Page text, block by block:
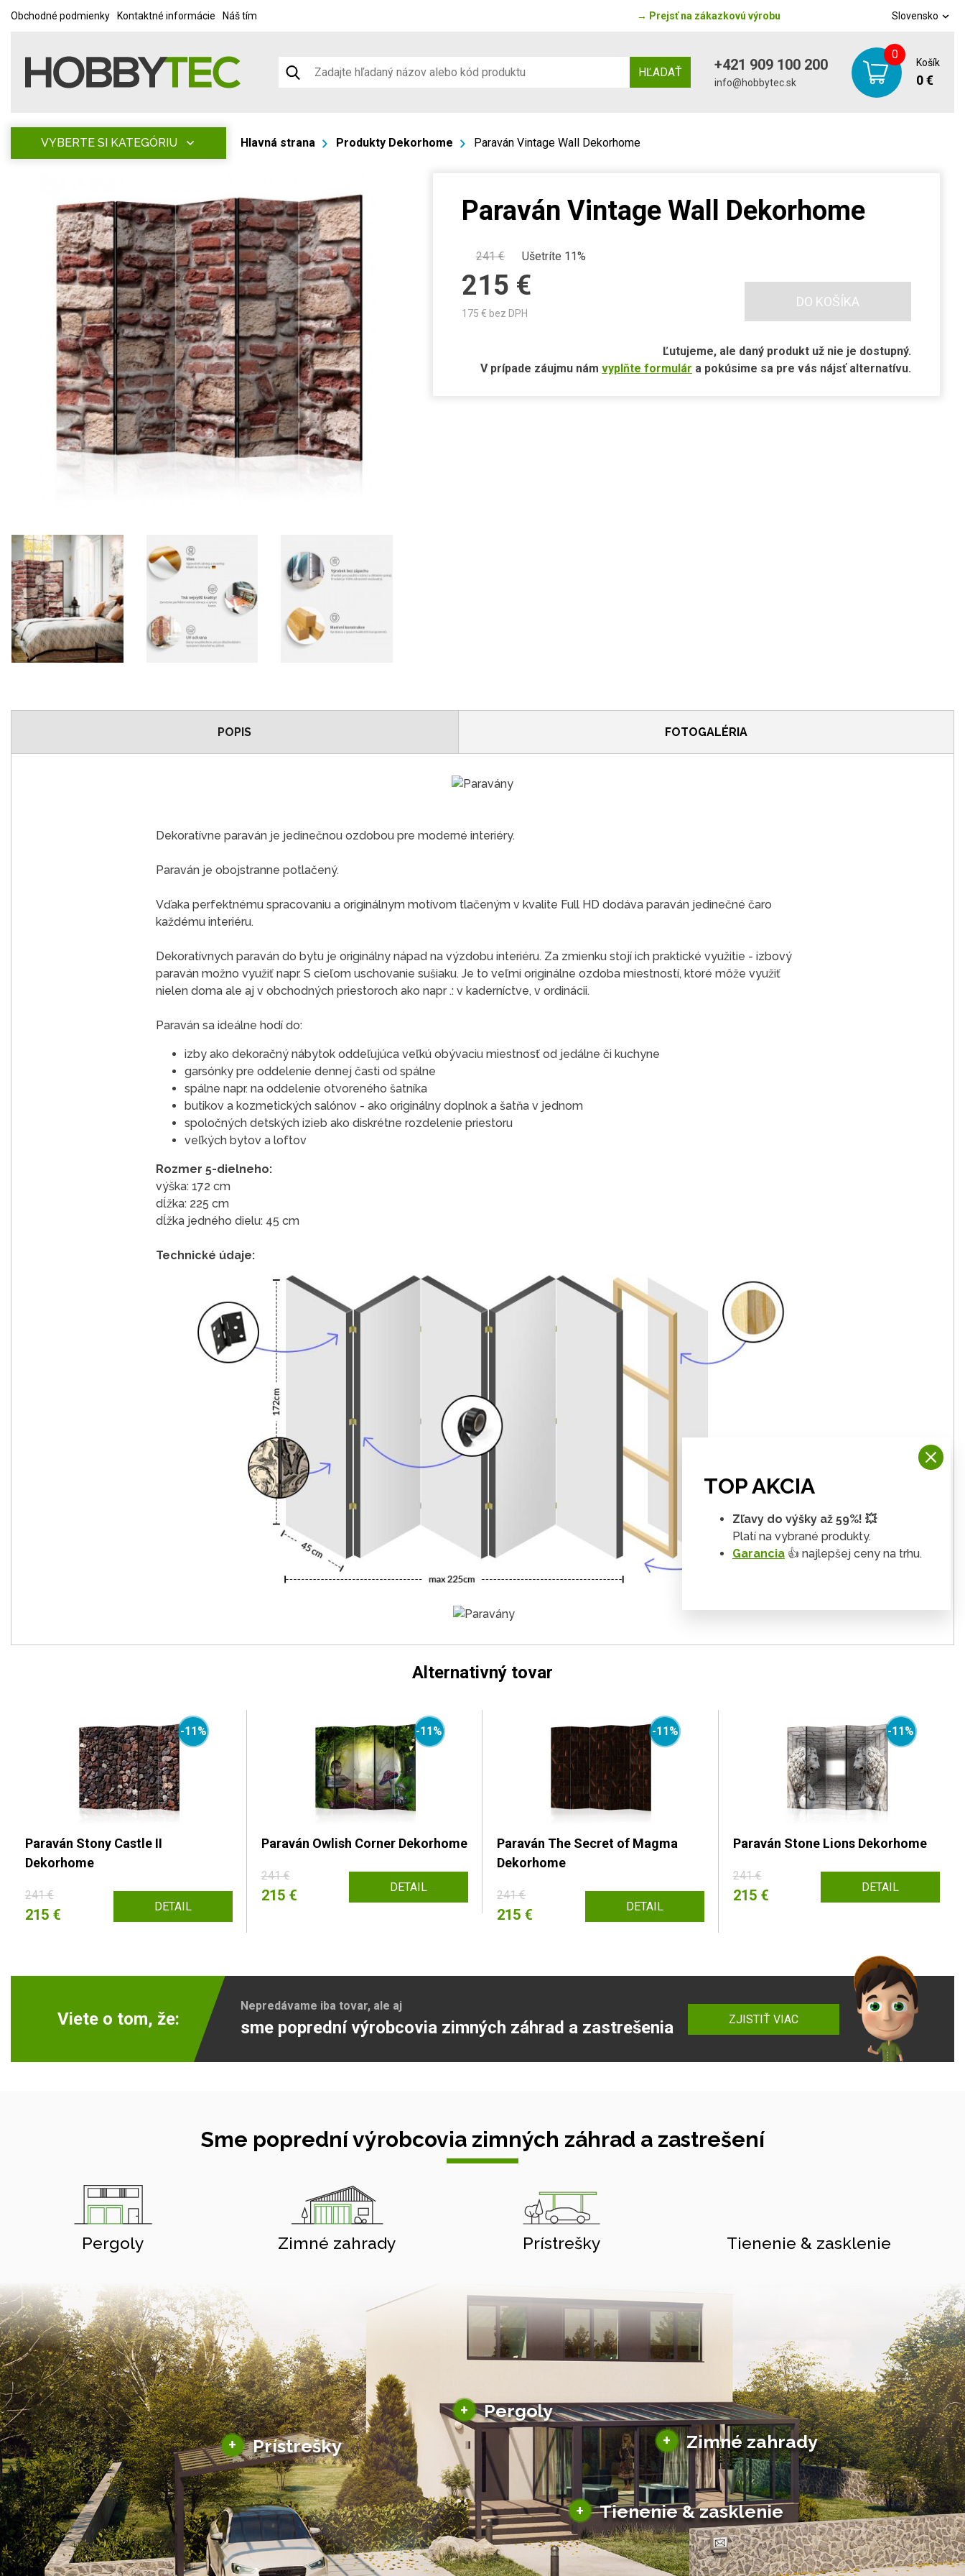
Obchodné podmienky Kontaktné informácie Náš tím → Prejsť na zákazkovú výrobu Slovensko
HĽADAŤ +421 909 100 200
info@hobbytec.sk
0
Košík
0 €
VYBERTE SI KATEGÓRIU Hlavná strana Produkty Dekorhome Paraván Vintage Wall Dekorhome
Paraván Vintage Wall Dekorhome
241€ Ušetríte 11%
215 €
175 € bez DPH
DO KOŠÍKA
Ľutujeme, ale daný produkt už nie je dostupný.
V prípade záujmu nám vyplňte formulár a pokúsime sa pre vás nájsť alternatívu.
POPIS FOTOGALÉRIA
Dekoratívne paraván je jedinečnou ozdobou pre moderné interiéry.
Paraván je obojstranne potlačený.
Vďaka perfektnému spracovaniu a originálnym motívom tlačeným v kvalite Full HD dodáva paraván jedinečné čaro
každému interiéru.
Dekoratívnych paraván do bytu je originálny nápad na výzdobu interiéru. Za zmienku stojí ich praktické využitie - izbový
paraván možno využiť napr. S cieľom uschovanie sušiaku. Je to veľmi originálne ozdoba miestností, ktoré môže využiť
nielen doma ale aj v obchodných priestoroch ako napr .: v kaderníctve, v ordinácii.
Paraván sa ideálne hodí do:
izby ako dekoračný nábytok oddeľujúca veľkú obývaciu miestnosť od jedálne či kuchyne
garsónky pre oddelenie dennej časti od spálne
spálne napr. na oddelenie otvoreného šatníka
butikov a kozmetických salónov - ako originálny doplnok a šatňa v jednom
spoločných detských izieb ako diskrétne rozdelenie priestoru
veľkých bytov a loftov
Rozmer 5-dielneho:
výška: 172 cm
dĺžka: 225 cm
dĺžka jedného dielu: 45 cm
Technické údaje:
Alternativný tovar
-11%
Paraván Stony Castle II
Dekorhome
241 €
215 € DETAIL
-11%
Paraván Owlish Corner Dekorhome
241 €
215 € DETAIL
-11%
Paraván The Secret of Magma
Dekorhome
241 €
215 € DETAIL
-11%
Paraván Stone Lions Dekorhome
241 €
215 € DETAIL
Viete o tom, že:
Nepredávame iba tovar, ale aj
sme poprední výrobcovia zimných záhrad a zastrešenia ZJISTIŤ VIAC
Sme poprední výrobcovia zimných záhrad a zastrešení
Pergoly Zimné zahrady Prístrešky Tienenie & zasklenie
+ Pergoly
Hliníkové pergoly
Bioklimatické pergoly
Altány a zastrešenie
Solárne pergoly
+ Zimné zahrady
Sezónne zimné záhrady
Hliníkové zimné záhrady
Posuvné zimné záhrady
Solárne zimné záhrady
+ Prístrešky
Hliníkové prístrešky
Solárne prístrešky pre auto
+ Tienenie & zasklenie
Tienenie
Zasklenie
TOP AKCIA
Zľavy do výšky až 59%! 💥
Platí na vybrané produkty.
Garancia 👍 najlepšej ceny na trhu.